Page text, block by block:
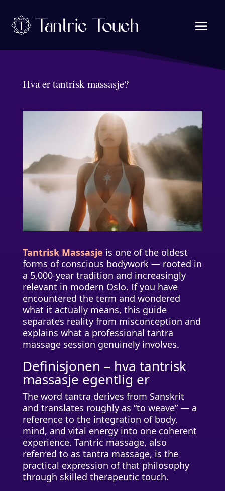
Hva er tantrisk massasje?
Tantrisk Massasje is one of the oldest
forms of conscious bodywork — rooted in
a 5,000-year tradition and increasingly
relevant in modern Oslo. If you have
encountered the term and wondered
what it actually means, this guide
separates reality from misconception and
explains what a professional tantra
massage session genuinely involves.
Definisjonen – hva tantrisk
massasje egentlig er
The word tantra derives from Sanskrit
and translates roughly as “to weave” — a
reference to the integration of body,
mind, and vital energy into one coherent
experience. Tantric massage, also
referred to as tantra massage, is the
practical expression of that philosophy
through skilled therapeutic touch.